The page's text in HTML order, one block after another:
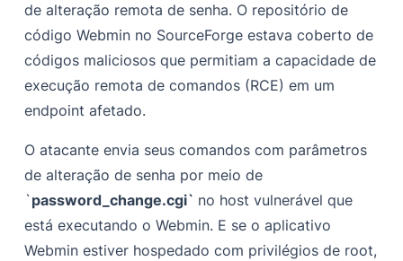
de alteração remota de senha. O repositório de
código Webmin no SourceForge estava coberto de
códigos maliciosos que permitiam a capacidade de
execução remota de comandos (RCE) em um
endpoint afetado.
O atacante envia seus comandos com parâmetros
de alteração de senha por meio de
`password_change.cgi` no host vulnerável que
está executando o Webmin. E se o aplicativo
Webmin estiver hospedado com privilégios de root,